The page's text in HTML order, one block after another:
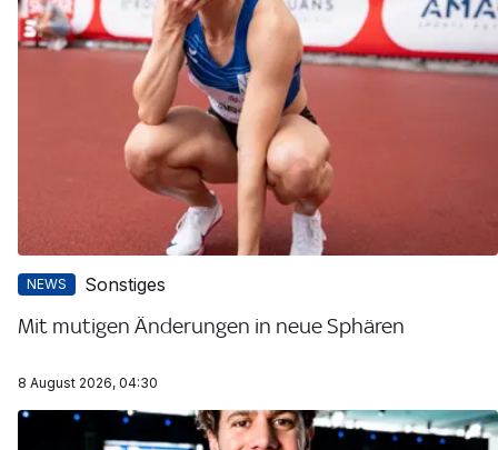
NEWS Sonstiges
Mit mutigen Änderungen in neue Sphären
8 August 2026, 04:30